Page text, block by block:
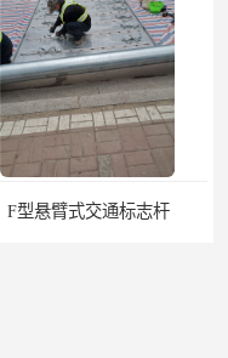
F型悬臂式交通标志杆